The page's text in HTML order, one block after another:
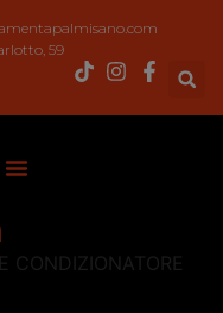
59
CONDIZIONATORE